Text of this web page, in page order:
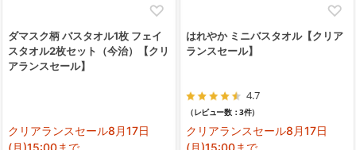
ダマスク柄 バスタオル1枚 フェイ
スタオル2枚セット（今治）【クリ
アランスセール】
クリアランスセール8月17日
はれやか ミニバスタオル【クリア
ランスセール】
4.7
（レビュー数：3件）
クリアランスセール8月17日